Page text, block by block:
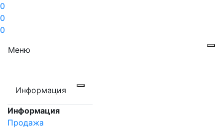
0
0
0
Меню
Информация
Информация
Продажа